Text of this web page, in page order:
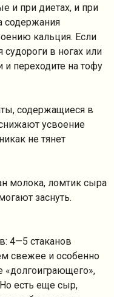
и при диетах, и при
содержания
кальция. Если
судороги в ногах или
и переходите на тофу
содержащиеся в
усвоение
не тянет
молока, ломтик сыра
заснуть.
4—5 стаканов
свежее и особенно
«долгоиграющего»,
есть еще сыр,